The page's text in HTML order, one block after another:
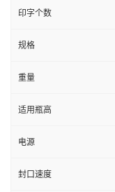
印字个数
规格
重量
适用瓶高
电源
封口速度